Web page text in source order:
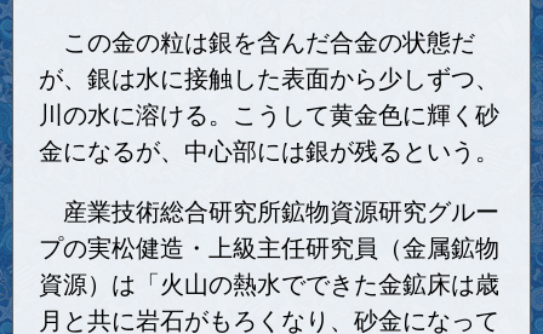
この金の粒は銀を含んだ合金の状態だ
が、銀は水に接触した表面から少しずつ、
川の水に溶ける。こうして黄金色に輝く砂
金になるが、中心部には銀が残るという。
産業技術総合研究所鉱物資源研究グルー
プの実松健造・上級主任研究員（金属鉱物
資源）は「火山の熱水でできた金鉱床は歳
月と共に岩石がもろくなり、砂金になって